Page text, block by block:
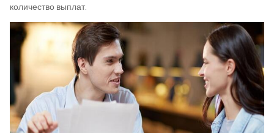
количество выплат.